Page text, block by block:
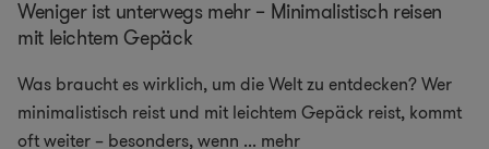
Weniger ist unterwegs mehr – Minimalistisch reisen
mit leichtem Gepäck
Was braucht es wirklich, um die Welt zu entdecken? Wer
minimalistisch reist und mit leichtem Gepäck reist, kommt
oft weiter – besonders, wenn ... mehr